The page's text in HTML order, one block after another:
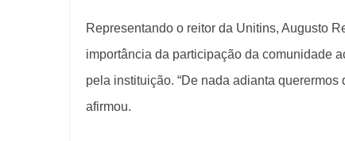
Representando o reitor da Unitins, Augusto
importância da participação da comunidade
pela instituição. “De nada adianta
afirmou.